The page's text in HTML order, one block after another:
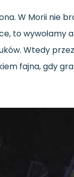
W Morii nie
to
Wtedy
fajna, gdy